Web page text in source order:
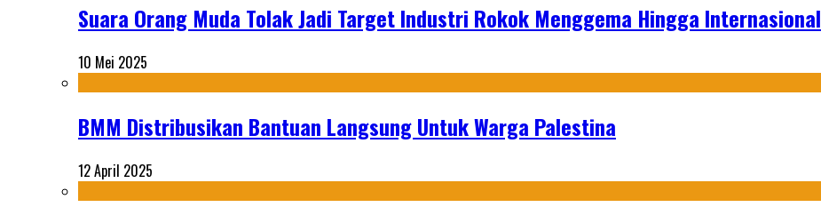
Suara Orang Muda Tolak Jadi Target Industri Rokok Menggema Hingga Internasional
10 Mei 2025
BMM Distribusikan Bantuan Langsung Untuk Warga Palestina
12 April 2025